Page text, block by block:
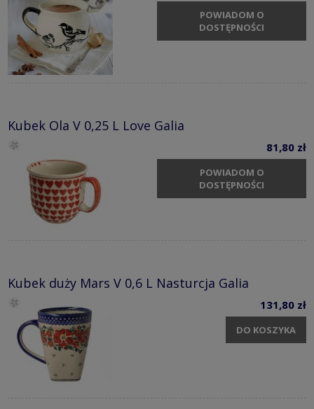
POWIADOM O
DOSTĘPNOŚCI
Kubek Ola V 0,25 L Love Galia
81,80 zł
POWIADOM O
DOSTĘPNOŚCI
Kubek duży Mars V 0,6 L Nasturcja Galia
131,80 zł
DO KOSZYKA